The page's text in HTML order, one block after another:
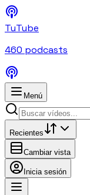
TuTube
460 podcasts
Menú
Recientes
Cambiar vista
Inicia sesión